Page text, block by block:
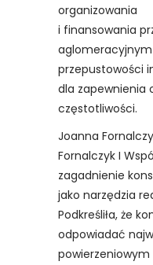
organizowania
i finansowania
przepustowości
dla zapewnienia
częstotliwości.
Joanna
Fornalczyk I
zagadnienie
jako narzędzia
Podkreśliła, że
odpowiadać
powierzeniowym